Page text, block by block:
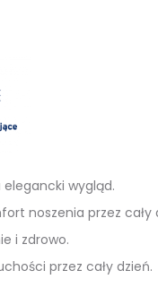
wygląd.
noszenia przez cały
i zdrowo.
przez cały dzień.